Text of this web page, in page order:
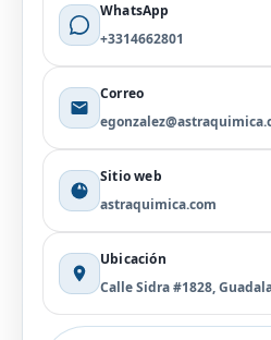
WhatsApp
+3314662801
Correo
Sitio web
astraquimica.com
Ubicación
Calle Sidra #1828,